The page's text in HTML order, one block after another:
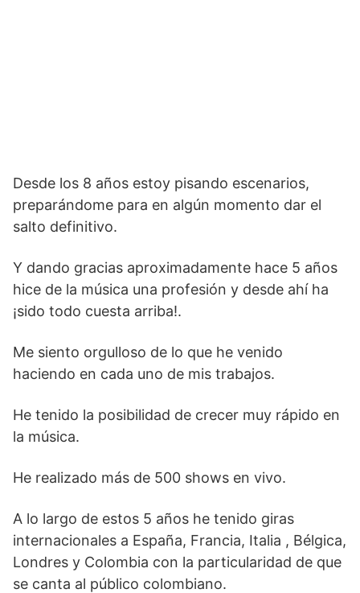
Desde los 8 años estoy pisando escenarios,
preparándome para en algún momento dar el
salto definitivo.
Y dando gracias aproximadamente hace 5 años
hice de la música una profesión y desde ahí ha
¡sido todo cuesta arriba!.
Me siento orgulloso de lo que he venido
haciendo en cada uno de mis trabajos.
He tenido la posibilidad de crecer muy rápido en
la música.
He realizado más de 500 shows en vivo.
A lo largo de estos 5 años he tenido giras
internacionales a España, Francia, Italia , Bélgica,
Londres y Colombia con la particularidad de que
se canta al público colombiano.